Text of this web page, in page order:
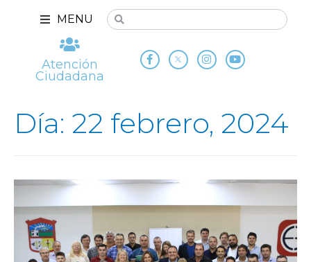
MENU
Atención
Ciudadana
Día: 22 febrero, 2024